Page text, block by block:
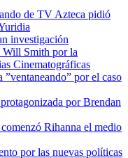
de TV Azteca pidió
investigación
Will Smith por la
Cinematográficas
por el caso
por Brendan
Rihanna el medio
por las nuevas políticas